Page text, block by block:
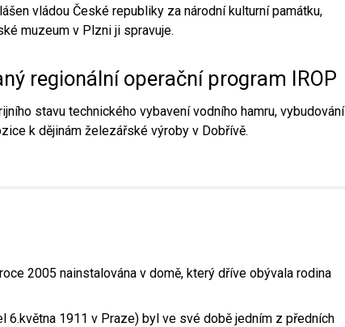
vládou České republiky za národní kulturní památku,
muzeum v Plzni ji spravuje.
regionální operační program IROP
stavu technického vybavení vodního hamru, vybudování
k dějinám železářské výroby v Dobřívě.
2005 nainstalována v domě, který dříve obývala rodina
6.května 1911 v Praze) byl ve své době jedním z předních